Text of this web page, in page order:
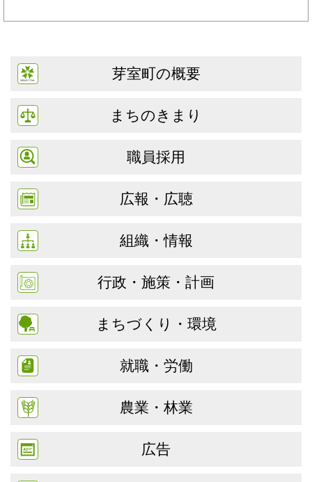
芽室町の概要
まちのきまり
職員採用
広報・広聴
組織・情報
行政・施策・計画
まちづくり・環境
就職・労働
農業・林業
広告